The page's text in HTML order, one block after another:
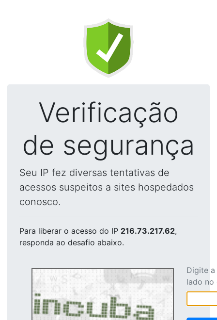
Verificação
de segurança
Seu IP fez diversas tentativas de
acessos suspeitos a sites hospedados
conosco.
Para liberar o acesso do IP 216.73.217.62,
responda ao desafio abaixo.
Digite
lado no